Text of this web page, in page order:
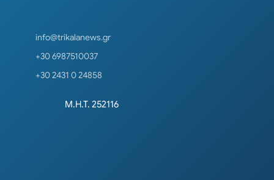
info@trikalanews.gr
+30 6987510037
+30 2431 0 24858
Μ.Η.Τ. 252116